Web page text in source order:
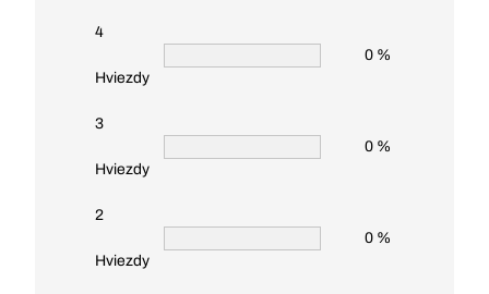
4
Hviezdy
0 %
3
Hviezdy
0 %
2
Hviezdy
0 %